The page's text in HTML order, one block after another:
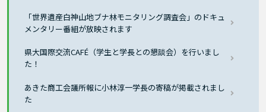
「世界遺産白神山地ブナ林モニタリング調査会」のドキュ
メンタリー番組が放映されます
県大国際交流CAFÉ（学生と学長との懇談会）を行いまし
た！
あきた商工会議所報に小林淳一学長の寄稿が掲載されまし
た